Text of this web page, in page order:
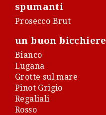
spumanti
Prosecco Brut
un buon bicchiere
Bianco
Lugana
Grotte sul mare
Pinot Grigio
Regaliali
Rosso